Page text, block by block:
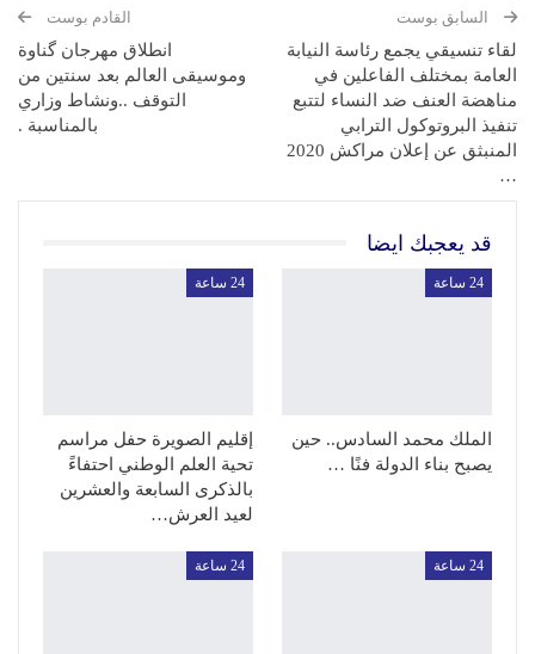
السابق بوست
لقاء تنسيقي يجمع رئاسة النيابة
العامة بمختلف الفاعلين في
مناهضة العنف ضد النساء لتتبع
تنفيذ البروتوكول الترابي
المنبثق عن إعلان مراكش 2020
…
القادم بوست
انطلاق مهرجان گناوة
وموسيقى العالم بعد سنتين من
التوقف ..ونشاط وزاري
بالمناسبة .
قد يعجبك ايضا
24 ساعة
الملك محمد السادس.. حين
يصبح بناء الدولة فنًا …
24 ساعة
إقليم الصويرة حفل مراسم
تحية العلم الوطني احتفاءً
بالذكرى السابعة والعشرين
لعيد العرش…
24 ساعة 24 ساعة